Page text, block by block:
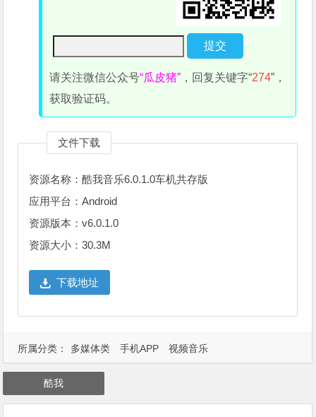
请关注微信公众号“瓜皮猪” ，回复关键字“274”，
获取验证码。
文件下载
资源名称：酷我音乐6.0.1.0车机共存版
应用平台：Android
资源版本：v6.0.1.0
资源大小：30.3M
下载地址
所属分类： 多媒体类 手机APP 视频音乐
酷我